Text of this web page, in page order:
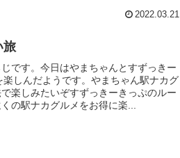
2022.03.21
旅
です。今日はやまちゃんとすずっきー
しんだようです。やまちゃん駅ナカグ
楽しみたいぞすずっきーきっぷのルー
の駅ナカグルメをお得に楽...